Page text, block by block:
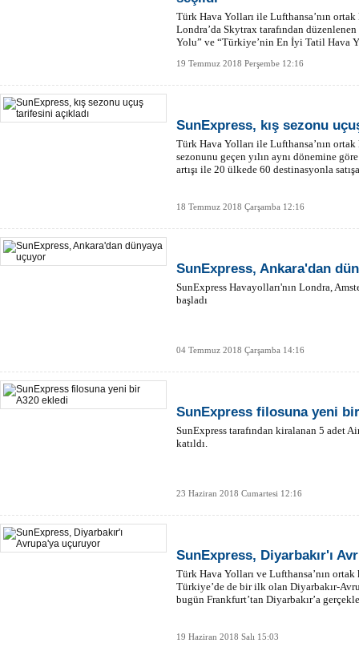
Türk Hava Yolları ile Lufthansa’nın
Londra’da Skytrax tarafından
Yolu” ve “Türkiye’nin En İyi Tatil Hava
19 Temmuz 2018 Perşembe 12:16
SunExpress, kış sezonu
Türk Hava Yolları ile Lufthansa’nın
sezonunu geçen yılın aynı dönemine
artışı ile 20 ülkede 60 destinasyonla
18 Temmuz 2018 Çarşamba 12:16
SunExpress, Ankara'dan
SunExpress Havayolları'nın Londra,
başladı
04 Temmuz 2018 Çarşamba 14:16
SunExpress filosuna yeni
SunExpress tarafından kiralanan 5 adet
katıldı.
23 Haziran 2018 Cumartesi 12:16
SunExpress, Diyarbakır'ı
Türk Hava Yolları ve Lufthansa’nın
Türkiye’de de bir ilk olan Diyarbakır-
bugün Frankfurt’tan Diyarbakır’a
19 Haziran 2018 Salı 15:03